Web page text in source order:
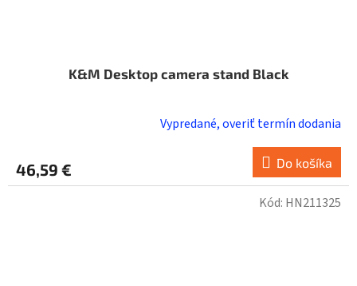
K&M Desktop camera stand Black
Vypredané, overiť termín dodania
46,59 € Do košíka
Kód: HN211325